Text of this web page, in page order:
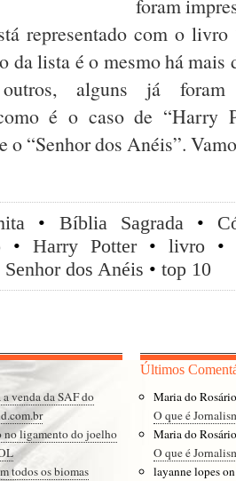
foram
representado com o
da lista é o mesmo há
alguns já foram
é o caso de “Harry
o “Senhor dos Anéis”.
• Bíblia Sagrada•
• Harry Potter• livro •
Senhor dos Anéis • top 10
a venda da SAF do
no ligamento do joelho
todos os biomas
Últimos
Maria do
O que é
Maria do
O que é
layanne lopes